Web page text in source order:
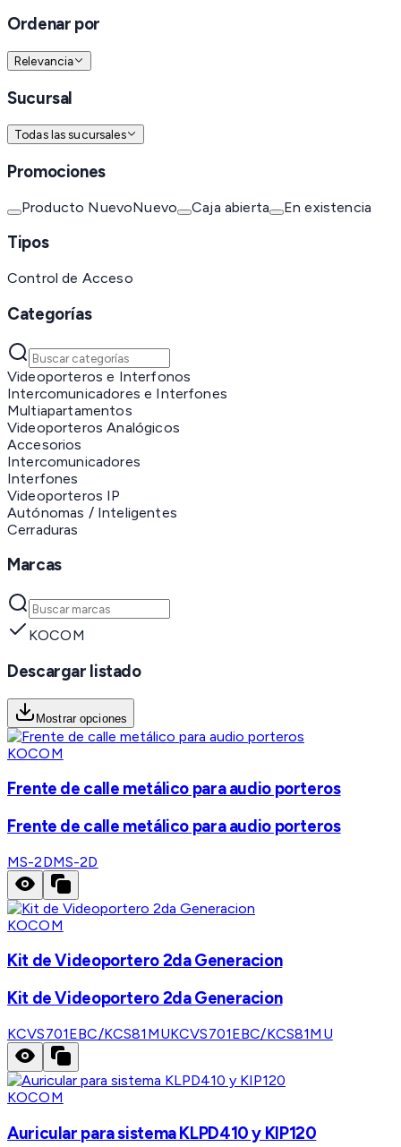
Ordenar por
Relevancia
Sucursal
Todas las sucursales
Promociones
Producto NuevoNuevo Caja abierta En existencia
Tipos
Control de Acceso
Categorías
Videoporteros e Interfonos
Intercomunicadores e Interfones
Multiapartamentos
Videoporteros Analógicos
Accesorios
Intercomunicadores
Interfones
Videoporteros IP
Autónomas / Inteligentes
Cerraduras
Marcas
KOCOM
Descargar listado
Mostrar opciones
KOCOM
Frente de calle metálico para audio porteros
Frente de calle metálico para audio porteros
MS-2DMS-2D
KOCOM
Kit de Videoportero 2da Generacion
Kit de Videoportero 2da Generacion
KCVS701EBC/KCS81MUKCVS701EBC/KCS81MU
KOCOM
Auricular para sistema KLPD410 y KIP120